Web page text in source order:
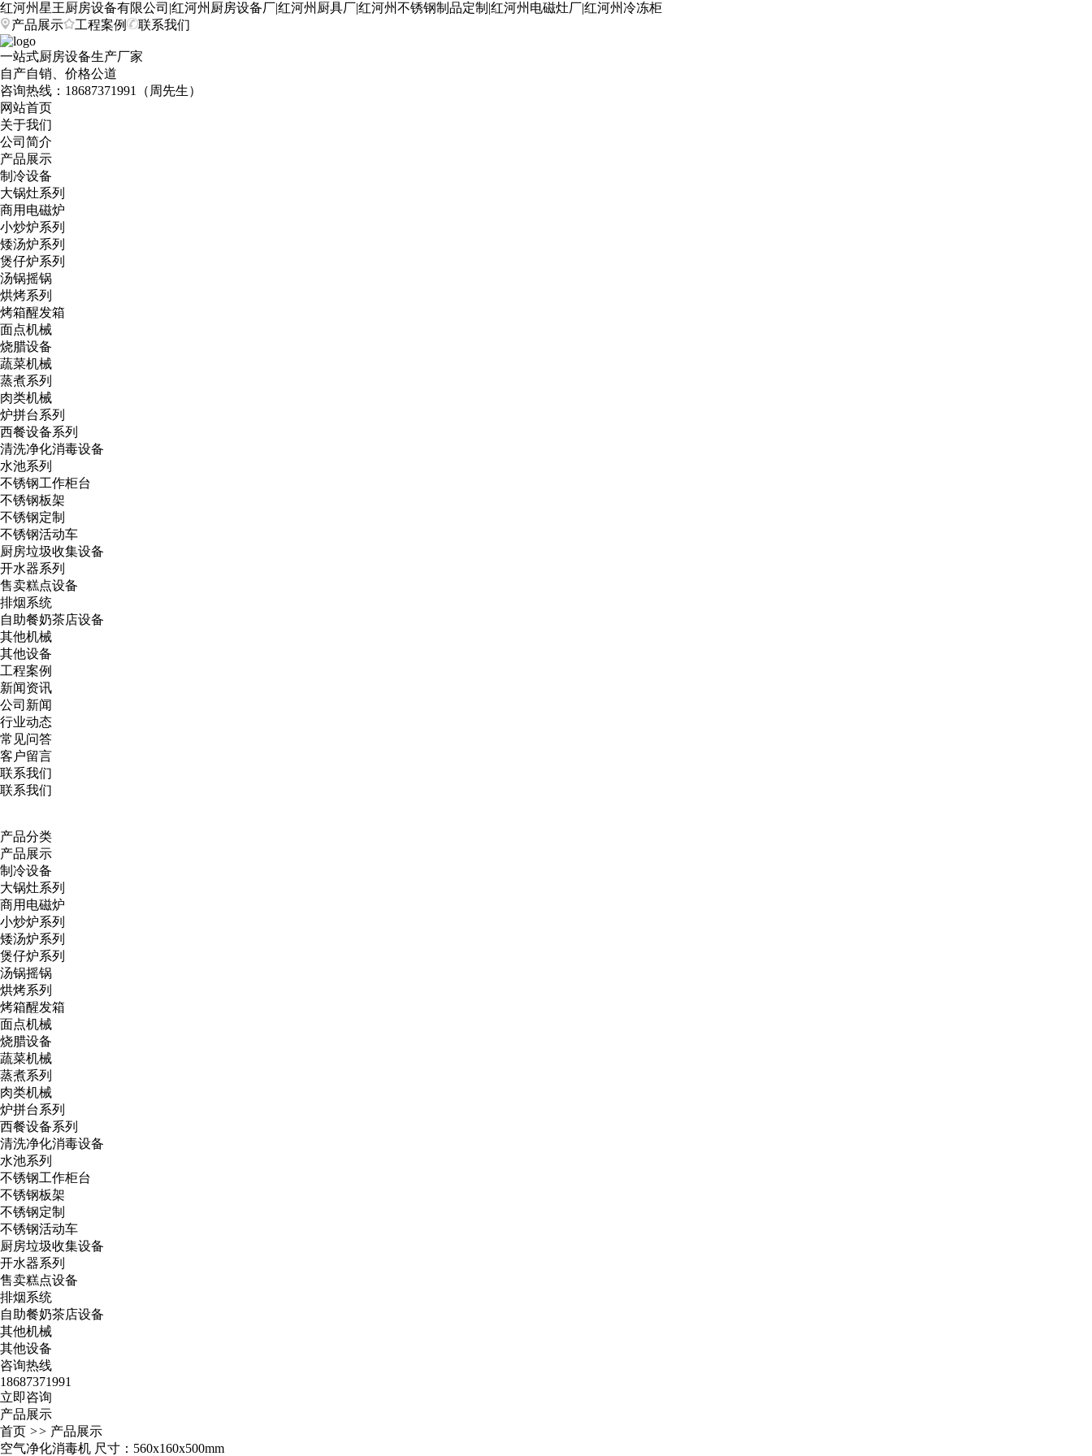
红河州星王厨房设备有限公司|红河州厨房设备厂|红河州厨具厂|红河州不锈钢制品定制|红河州电磁灶厂|红河州冷冻柜
产品展示
工程案例 联系我们
一站式厨房设备生产厂家
自产自销、价格公道
咨询热线： 18687371991（周先生）
网站首页
关于我们
公司简介
产品展示
制冷设备
大锅灶系列
商用电磁炉
小炒炉系列
矮汤炉系列
煲仔炉系列
汤锅摇锅
烘烤系列
烤箱醒发箱
面点机械
烧腊设备
蔬菜机械
蒸煮系列
肉类机械
炉拼台系列
西餐设备系列
清洗净化消毒设备
水池系列
不锈钢工作柜台
不锈钢板架
不锈钢定制
不锈钢活动车
厨房垃圾收集设备
开水器系列
售卖糕点设备
排烟系统
自助餐奶茶店设备
其他机械
其他设备
工程案例
新闻资讯
公司新闻
行业动态
常见问答
客户留言
联系我们
联系我们
产品分类
产品展示
制冷设备
大锅灶系列
商用电磁炉
小炒炉系列
矮汤炉系列
煲仔炉系列
汤锅摇锅
烘烤系列
烤箱醒发箱
面点机械
烧腊设备
蔬菜机械
蒸煮系列
肉类机械
炉拼台系列
西餐设备系列
清洗净化消毒设备
水池系列
不锈钢工作柜台
不锈钢板架
不锈钢定制
不锈钢活动车
厨房垃圾收集设备
开水器系列
售卖糕点设备
排烟系统
自助餐奶茶店设备
其他机械
其他设备
咨询热线
18687371991
立即咨询
产品展示
首页 >> 产品展示
空气净化消毒机 尺寸：560x160x500mm